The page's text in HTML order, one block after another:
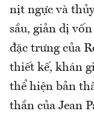
nịt ngực và
sầu, giản dị
đặc trưng của
thiết kế, khán
thể hiện bản
thần của Jean